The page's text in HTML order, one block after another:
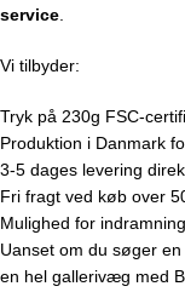
service
Vi tilbyder:
Tryk på 230g FSC-
Produktion i Danmark
3-5 dages levering
Fri fragt ved køb over
Mulighed for
Uanset om du søger
en hel gallerivæg med